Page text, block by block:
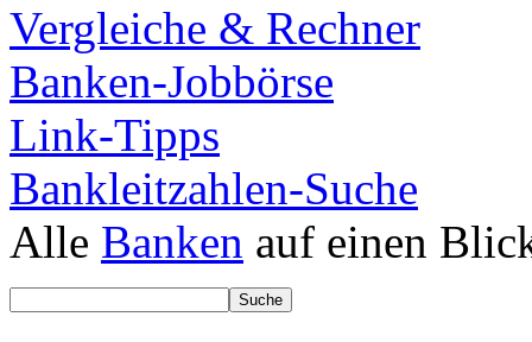
Vergleiche & Rechner
Banken-Jobbörse
Link-Tipps
Bankleitzahlen-Suche
Alle Banken auf einen